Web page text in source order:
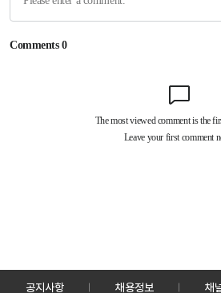
공지사항 채용정보 채